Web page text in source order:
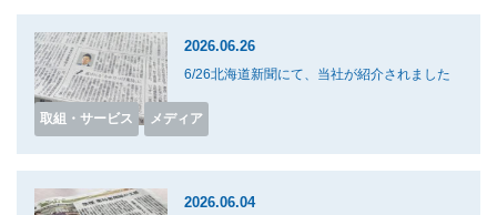
2026.06.26
6/26北海道新聞にて、当社が紹介されました
取組・サービス メディア
2026.06.04